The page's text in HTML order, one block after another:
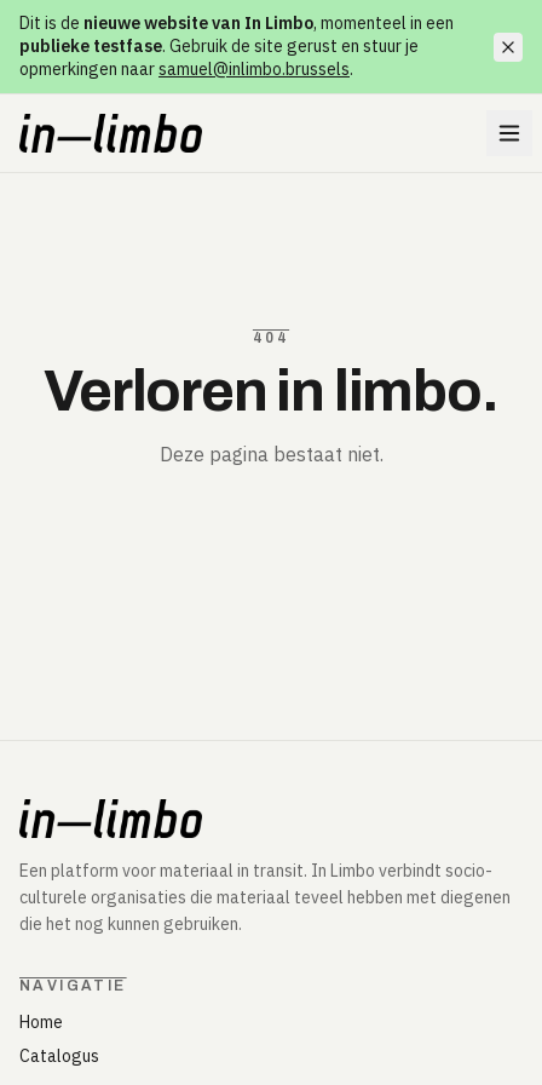
Dit is de nieuwe website van In Limbo, momenteel in een
publieke testfase. Gebruik de site gerust en stuur je
opmerkingen naarsamuel@inlimbo.brussels.
404
Verloren in limbo.
Deze pagina bestaat niet.
Een platform voor materiaal in transit. In Limbo verbindt socio-
culturele organisaties die materiaal teveel hebben met diegenen
die het nog kunnen gebruiken.
NAVIGATIE
Home
Catalogus